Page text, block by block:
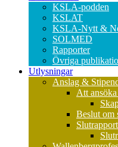
KSLA-podden
KSLAT
KSLA-Nytt &
SOLMED
Rapporter
Övriga
Utlysningar
Anslag &
Att
Beslut om